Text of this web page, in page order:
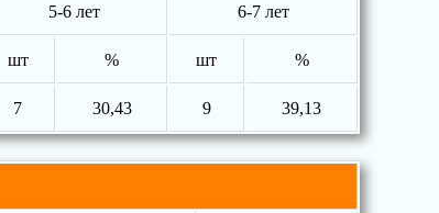
5-6 лет 6-7 лет
шт % шт %
7 30,43 9 39,13